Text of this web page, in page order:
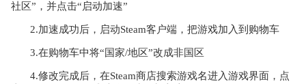
社区”，并点击“启动加速”
2.加速成功后，启动Steam客户端，把游戏加入到购物车
3.在购物车中将“国家/地区”改成非国区
4.修改完成后，在Steam商店搜索游戏名进入游戏界面，点